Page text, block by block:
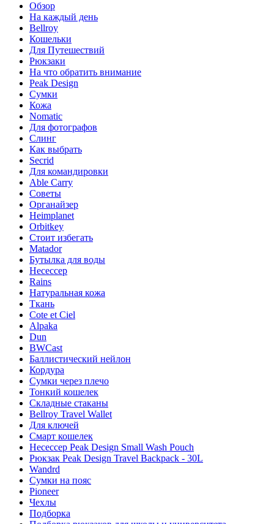
Обзор
На каждый день
Bellroy
Кошельки
Для Путешествий
Рюкзаки
На что обратить внимание
Peak Design
Сумки
Кожа
Nomatic
Для фотографов
Слинг
Как выбрать
Secrid
Для командировки
Able Carry
Советы
Органайзер
Heimplanet
Orbitkey
Стоит избегать
Matador
Бутылка для воды
Несессер
Rains
Натуральная кожа
Ткань
Cote et Ciel
Alpaka
Dun
BWCast
Баллистический нейлон
Кордура
Сумки через плечо
Тонкий кошелек
Складные стаканы
Bellroy Travel Wallet
Для ключей
Смарт кошелек
Несессер Peak Design Small Wash Pouch
Рюкзак Peak Design Travel Backpack - 30L
Wandrd
Сумки на пояс
Pioneer
Чехлы
Подборка